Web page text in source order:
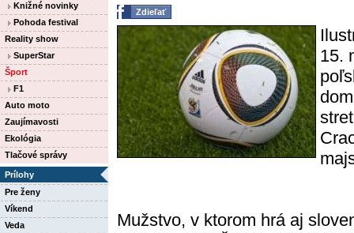
Knižné novinky
Pohoda festival
Reality show
SuperStar
Šport
F1
Auto moto
Zaujímavosti
Ekológia
Tlačové správy
Prílohy
Pre ženy
Víkend
Veda
Zdieľať
15.
Mužstvo, v ktorom hrá aj